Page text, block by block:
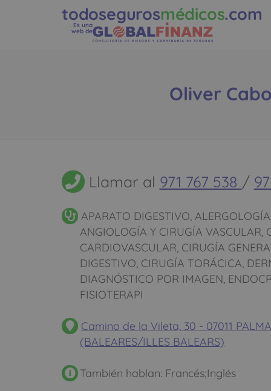
todosegurosmédicos.com
Es una
web de
Oliver
Llamar al 971 767 538 /
APARATO DIGESTIVO,
ANGIOLOGÍA Y CIRUGÍA VASCULAR,
CARDIOVASCULAR, CIRUGÍA
DIGESTIVO, CIRUGÍA TORÁCICA,
DIAGNÓSTICO POR IMAGEN,
FISIOTERAPI
Camino de la Vileta, 30 - 07011
(BALEARES/ILLES BALEARS)
También hablan: Francés;Inglés